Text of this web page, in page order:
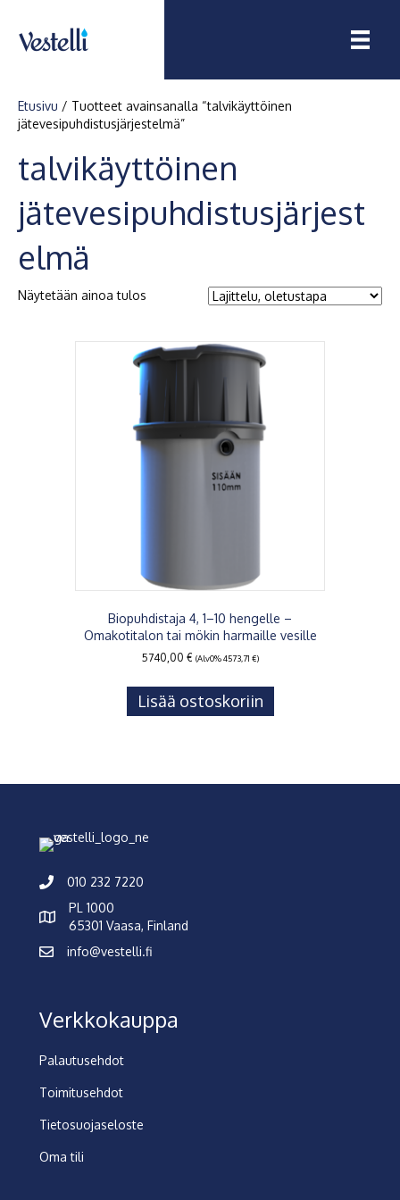
Etusivu / Tuotteet avainsanalla “talvikäyttöinen
jätevesipuhdistusjärjestelmä”
talvikäyttöinen
jätevesipuhdistusjärjest
elmä
Näytetään ainoa tulos
Biopuhdistaja 4, 1–10 hengelle –
Omakotitalon tai mökin harmaille vesille
5740,00 € (Alv0%4573,71 €)
Lisää ostoskoriin
010 232 7220
PL 1000
65301 Vaasa, Finland
info@vestelli.fi
Verkkokauppa
Palautusehdot
Toimitusehdot
Tietosuojaseloste
Oma tili